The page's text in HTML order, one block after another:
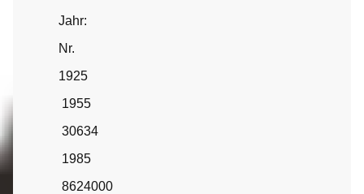
Jahr:
Nr.
1925
1955
30634
1985
8624000